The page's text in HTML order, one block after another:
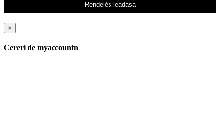
Rendelés leadása
×
Cereri de myaccountn